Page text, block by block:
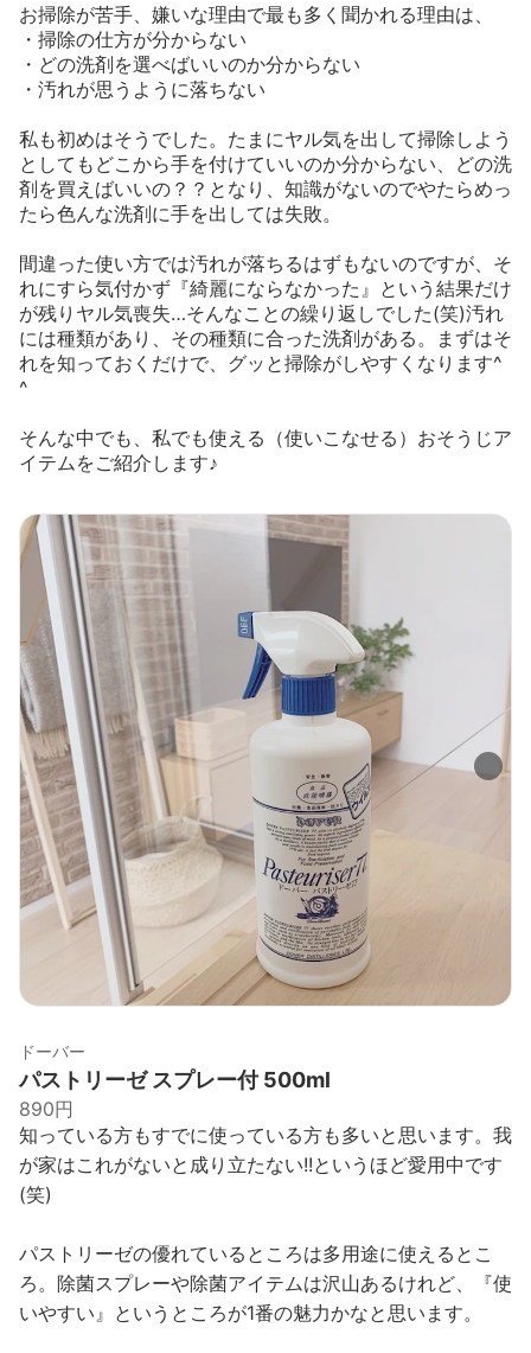
お掃除が苦手、嫌いな理由で最も多く聞かれる理由は、
・掃除の仕方が分からない
・どの洗剤を選べばいいのか分からない
・汚れが思うように落ちない
私も初めはそうでした。たまにヤル気を出して掃除しよう
としてもどこから手を付けていいのか分からない、どの洗
剤を買えばいいの？？となり、知識がないのでやたらめっ
たら色んな洗剤に手を出しては失敗。
間違った使い方では汚れが落ちるはずもないのですが、そ
れにすら気付かず『綺麗にならなかった』という結果だけ
が残りヤル気喪失…そんなことの繰り返しでした(笑)汚れ
には種類があり、その種類に合った洗剤がある。まずはそ
れを知っておくだけで、グッと掃除がしやすくなります^
^
そんな中でも、私でも使える（使いこなせる）おそうじア
イテムをご紹介します♪
ドーバー
パストリーゼ スプレー付 500ml
890円
知っている方もすでに使っている方も多いと思います。我
が家はこれがないと成り立たない!!というほど愛用中です
(笑)
パストリーゼの優れているところは多用途に使えるとこ
ろ。除菌スプレーや除菌アイテムは沢山あるけれど、『使
いやすい』というところが1番の魅力かなと思います。